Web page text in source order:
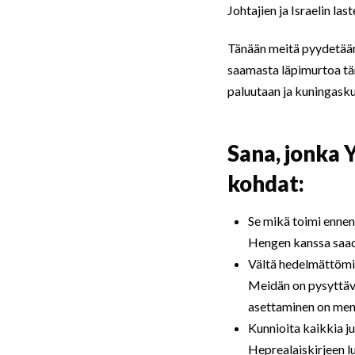
Johtajien ja Israelin
Tänään meitä
saamasta läpimurtoa
paluutaan ja
Sana, jonka
kohdat:
Se mikä toimi
Hengen kanssa
Vältä
Meidän on
asettaminen on
Kunnioita kaikkia
Heprealaiskirjeen